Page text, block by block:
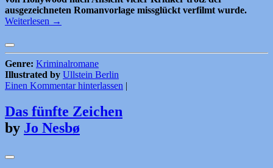
ausgezeichneten Romanvorlage missglückt verfilmt wurde.
Weiterlesen →
Genre: Kriminalromane
Illustrated by Ullstein Berlin
Einen Kommentar hinterlassen |
Das fünfte Zeichen
by Jo Nesbø